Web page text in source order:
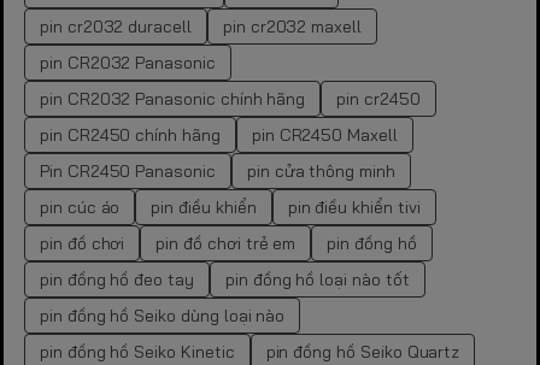
pin cr2032 duracell
pin cr2032 maxell
pin CR2032 Panasonic
pin CR2032 Panasonic chính hãng
pin cr2450
pin CR2450 chính hãng
pin CR2450 Maxell
Pin CR2450 Panasonic
pin cửa thông minh
pin cúc áo
pin điều khiển
pin điều khiển tivi
pin đồ chơi
pin đồ chơi trẻ em
pin đồng hồ
pin đồng hồ đeo tay
pin đồng hồ loại nào tốt
pin đồng hồ Seiko dùng loại nào
pin đồng hồ Seiko Kinetic
pin đồng hồ Seiko Quartz